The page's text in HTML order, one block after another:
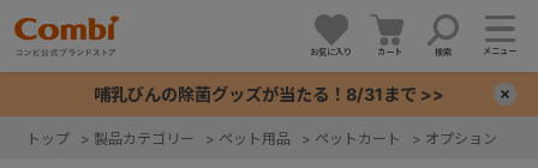
お気に入り カート 検索 メニュー
哺乳びんの除菌グッズが当たる！8/31まで >>
トップ > 製品カテゴリー > ペット用品 > ペットカート > オプション